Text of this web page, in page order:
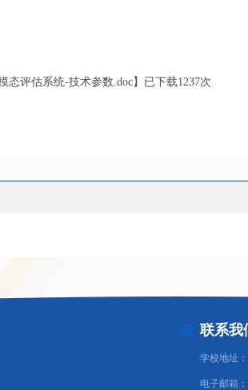
态评估系统-技术参数.doc】已下载1237次
联系我
学校地址
电子邮箱：